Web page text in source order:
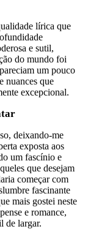
lírica que
e sutil,
do mundo foi
um pouco
nuances que
excepcional.
deixando-me
exposta aos
um fascínio e
que desejam
começar com
fascinante
mais gostei neste
e romance,
de largar.